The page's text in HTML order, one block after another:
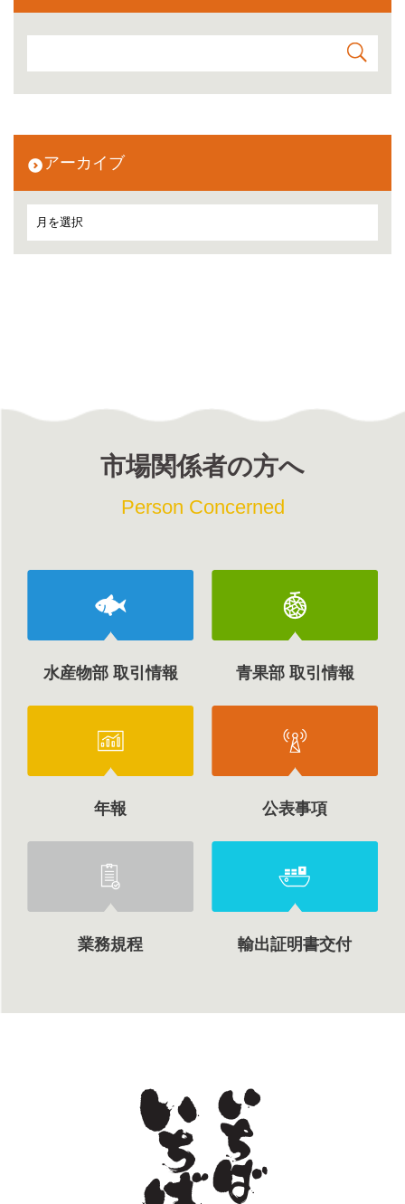
アーカイブ
市場関係者の方へ
Person Concerned
水産物部 取引情報 青果部 取引情報
年報 公表事項
業務規程 輸出証明書交付